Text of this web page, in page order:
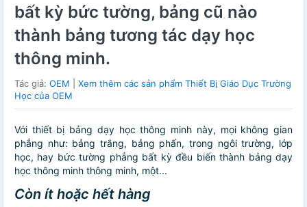
bất kỳ bức tường, bảng cũ nào
thành bảng tương tác dạy học
thông minh.
Tác giả: OEM
Xem thêm các sản phẩm Thiết Bị Giáo Dục Trường
Học của OEM
Với thiết bị bảng dạy học thông minh này, mọi không gian
phẳng như: bảng trắng, bảng phấn, trong ngôi trường, lớp
học, hay bức tường phẳng bất kỳ đều biến thành bảng dạy
học thông minh thông minh, một...
Còn ít hoặc hết hàng